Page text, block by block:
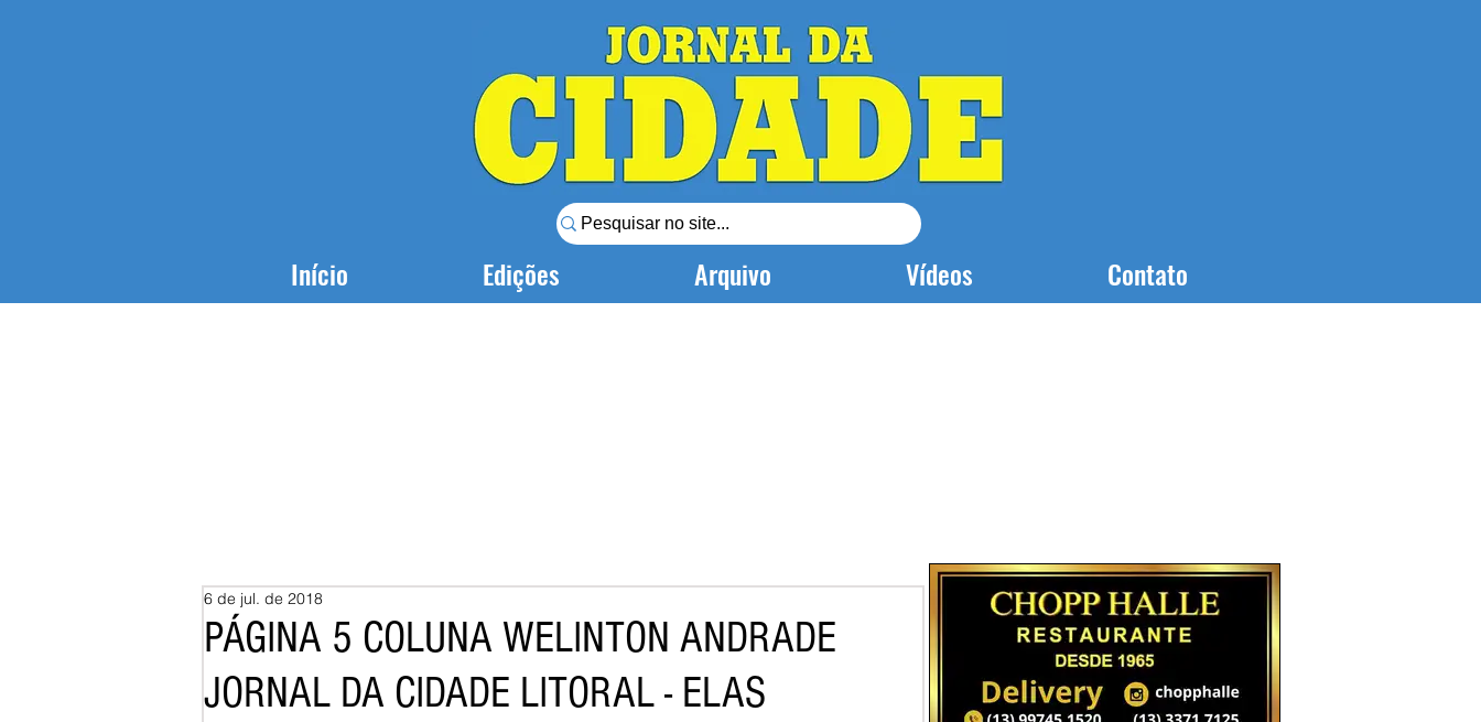
Início Edições Arquivo Vídeos Contato
PÁGINA 5 COLUNA WELINTON ANDRADE
JORNAL DA CIDADE LITORAL - ELAS
6 de jul. de 2018